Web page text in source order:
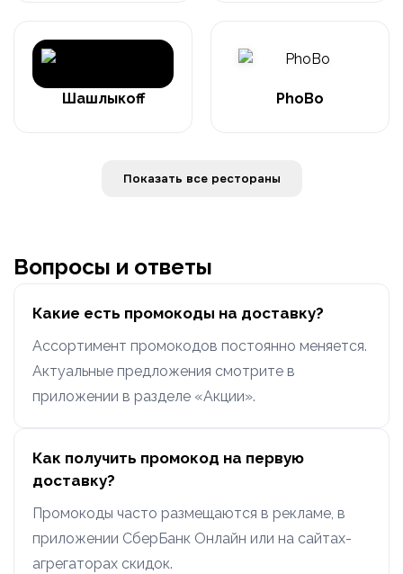
Шашлыкоff PhoBo
Показать все рестораны
Вопросы и ответы
Какие есть промокоды на доставку?
Ассортимент промокодов постоянно меняется.
Актуальные предложения смотрите в
приложении в разделе «Акции».
Как получить промокод на первую
доставку?
Промокоды часто размещаются в рекламе, в
приложении СберБанк Онлайн или на сайтах-
агрегаторах скидок.